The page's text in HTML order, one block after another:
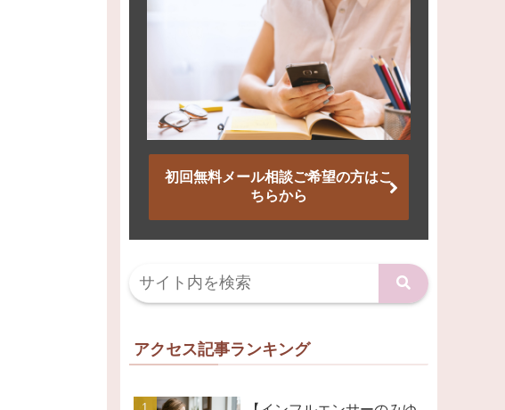
初回無料メール相談ご希望の方はこ
ちらから
アクセス記事ランキング